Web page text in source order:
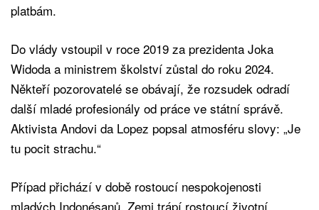
platbám.
Do vlády vstoupil v roce 2019 za prezidenta Joka
Widoda a ministrem školství zůstal do roku 2024.
Někteří pozorovatelé se obávají, že rozsudek odradí
další mladé profesionály od práce ve státní správě.
Aktivista Andovi da Lopez popsal atmosféru slovy: „Je
tu pocit strachu.“
Případ přichází v době rostoucí nespokojenosti
mladých Indonésanů. Zemi trápí rostoucí životní